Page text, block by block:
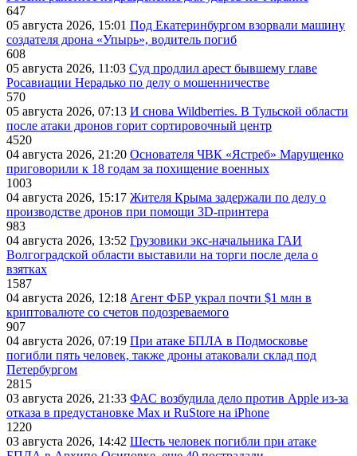
647
05 августа 2026, 15:01 Под Екатеринбургом взорвали машину
создателя дрона «Упырь», водитель погиб
608
05 августа 2026, 11:03 Суд продлил арест бывшему главе
Росавиации Нерадько по делу о мошенничестве
570
05 августа 2026, 07:13 И снова Wildberries. В Тульской области
после атаки дронов горит сортировочный центр
4520
04 августа 2026, 21:20 Основателя ЧВК «Ястреб» Марущенко
приговорили к 18 годам за похищение военных
1003
04 августа 2026, 15:17 Жителя Крыма задержали по делу о
производстве дронов при помощи 3D‑принтера
983
04 августа 2026, 13:52 Грузовики экс-начальника ГАИ
Волгоградской области выставили на торги после дела о
взятках
1587
04 августа 2026, 12:18 Агент ФБР украл почти $1 млн в
криптовалюте со счетов подозреваемого
907
04 августа 2026, 07:19 При атаке БПЛА в Подмосковье
погибли пять человек, также дроны атаковали склад под
Петербургом
2815
03 августа 2026, 21:33 ФАС возбудила дело против Apple из-за
отказа в предустановке Max и RuStore на iPhone
1220
03 августа 2026, 14:42 Шесть человек погибли при атаке